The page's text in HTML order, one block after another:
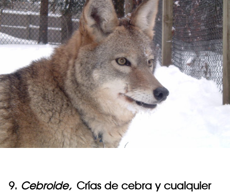
9. Cebroide, Crías de cebra y cualquier